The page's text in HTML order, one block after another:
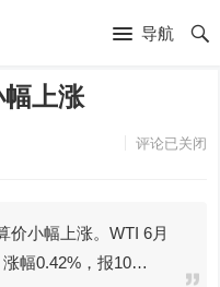
导航
上涨
评论已关闭
价小幅上涨。WTI 6月
涨幅0.42%，报10…